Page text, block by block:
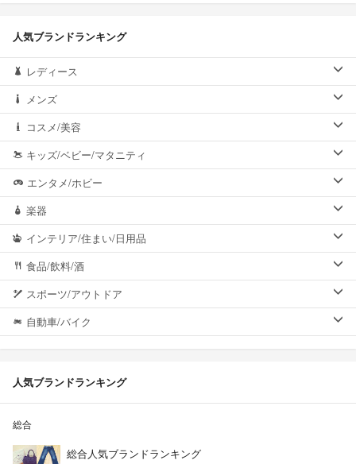
人気ブランドランキング
レディース
メンズ
コスメ/美容
キッズ/ベビー/マタニティ
エンタメ/ホビー
楽器
インテリア/住まい/日用品
食品/飲料/酒
スポーツ/アウトドア
自動車/バイク
人気ブランドランキング
総合
総合人気ブランドランキング